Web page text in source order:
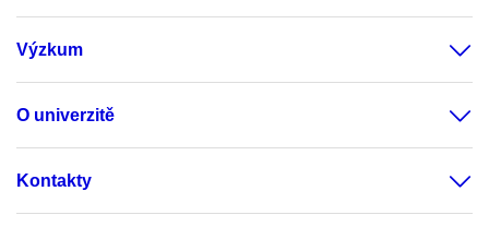
Výzkum
O univerzitě
Kontakty